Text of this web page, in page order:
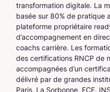
transformation digitale. La
basée sur 80% de pratique
plateforme propriétaire
d’accompagnement en
coachs carrière. Les
des certifications RNCP de
accompagnées d’un
délivré par de grandes
Paris, La Sorbonne, ECE,